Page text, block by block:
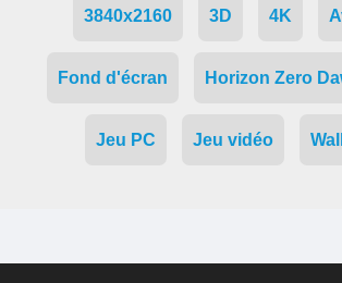
3840x2160 3D 4K
Fond d'écran Horizon Zero
Jeu PC Jeu vidéo